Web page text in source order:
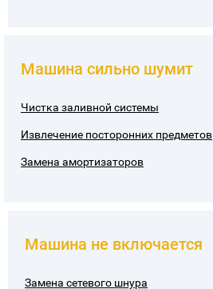
Машина сильно шумит
Чистка заливной системы
Извлечение посторонних предметов
Замена амортизаторов
Машина не включается
Замена сетевого шнура